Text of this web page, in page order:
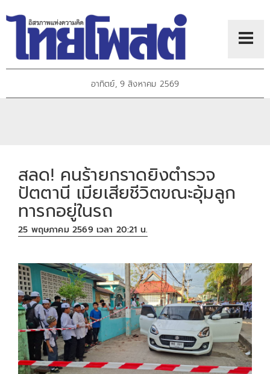
อาทิตย์, 9 สิงหาคม 2569
สลด! คนร้ายกราดยิงตำรวจ
ปัตตานี เมียเสียชีวิตขณะอุ้มลูก
ทารกอยู่ในรถ
25 พฤษภาคม 2569 เวลา 20:21 น.